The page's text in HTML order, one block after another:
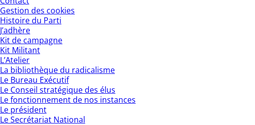
Gestion des cookies
Histoire du Parti
J’adhère
Kit de campagne
Kit Militant
L’Atelier
La bibliothèque du radicalisme
Le Bureau Exécutif
Le Conseil stratégique des élus
Le fonctionnement de nos instances
Le président
Le Secrétariat National